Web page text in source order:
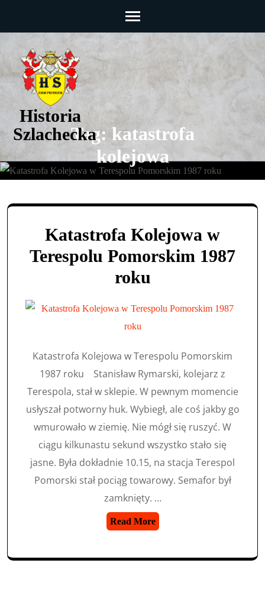
(Press
Enter)
Historia
Szlachecka
Tag:katastrofa
kolejowa
Katastrofa Kolejowa w
Terespolu Pomorskim 1987
roku
Katastrofa Kolejowa w Terespolu Pomorskim
1987 roku Stanisław Rymarski, kolejarz z
Terespola, stał w sklepie. W pewnym momencie
usłyszał potworny huk. Wybiegł, ale coś jakby go
wmurowało w ziemię. Nie mógł się ruszyć. W
ciągu kilkunastu sekund wszystko stało się
jasne. Była dokładnie 10.15, na stacja Terespol
Pomorski stał pociąg towarowy. Semafor był
zamknięty. …
Read More